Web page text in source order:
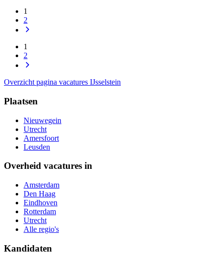
1
2
1
2
Overzicht pagina vacatures IJsselstein
Plaatsen
Nieuwegein
Utrecht
Amersfoort
Leusden
Overheid vacatures in
Amsterdam
Den Haag
Eindhoven
Rotterdam
Utrecht
Alle regio's
Kandidaten